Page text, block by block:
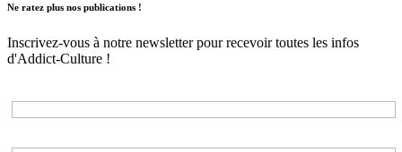
Ne ratez plus nos publications !
Inscrivez-vous à notre newsletter pour recevoir toutes les infos
d'Addict-Culture !